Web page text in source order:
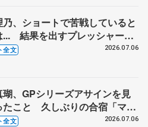
、ショートで苦戦していると
... 結果を出すプレッシャーと
きるうれしさと 【全日本シニ
全文 2026.07.06
瑚、GPシリーズアサインを見
たこと 久しぶりの合宿「マコ
できないことを」 【全日本シ
全文 2026.07.06